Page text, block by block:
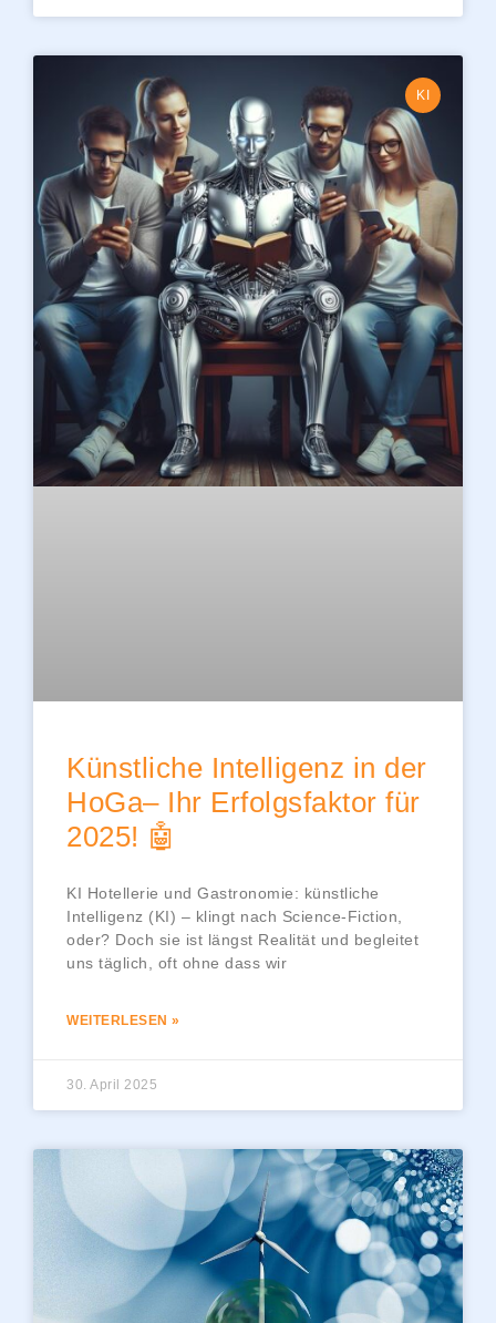
KI
Künstliche Intelligenz in der
HoGa– Ihr Erfolgsfaktor für
2025! 🤖
KI Hotellerie und Gastronomie: künstliche
Intelligenz (KI) – klingt nach Science-Fiction,
oder? Doch sie ist längst Realität und begleitet
uns täglich, oft ohne dass wir
WEITERLESEN »
30. April 2025